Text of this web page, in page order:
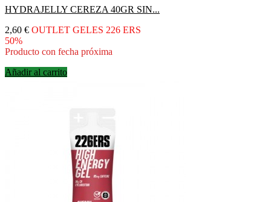
HYDRAJELLY CEREZA 40GR SIN...
Precio
2,60 € OUTLET GELES 226 ERS
50%
Producto con fecha próxima
Añadir al carrito